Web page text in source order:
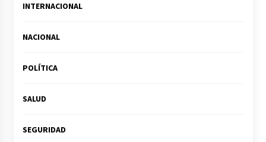
INTERNACIONAL
NACIONAL
POLÍTICA
SALUD
SEGURIDAD